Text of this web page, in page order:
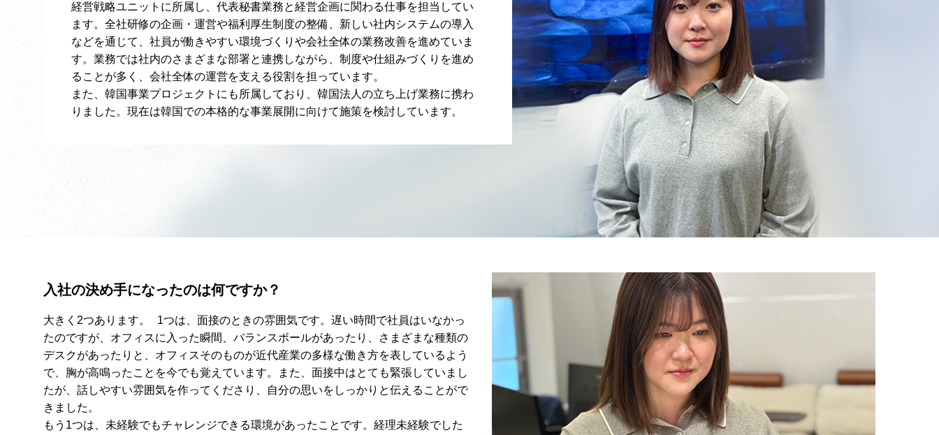
経営戦略ユニットに所属し、代表秘書業務と経営企画に関わる仕事を担当してい
ます。全社研修の企画・運営や福利厚生制度の整備、新しい社内システムの導入
などを通じて、社員が働きやすい環境づくりや会社全体の業務改善を進めていま
す。業務では社内のさまざまな部署と連携しながら、制度や仕組みづくりを進め
ることが多く、会社全体の運営を支える役割を担っています。
また、韓国事業プロジェクトにも所属しており、韓国法人の立ち上げ業務に携わ
りました。現在は韓国での本格的な事業展開に向けて施策を検討しています。
入社の決め手になったのは何ですか？
大きく2つあります。 1つは、面接のときの雰囲気です。遅い時間で社員はいなかっ
たのですが、オフィスに入った瞬間、バランスボールがあったり、さまざまな種類の
デスクがあったりと、オフィスそのものが近代産業の多様な働き方を表しているよう
で、胸が高鳴ったことを今でも覚えています。また、面接中はとても緊張していまし
たが、話しやすい雰囲気を作ってくださり、自分の思いをしっかりと伝えることがで
きました。
もう1つは、未経験でもチャレンジできる環境があったことです。経理未経験でした